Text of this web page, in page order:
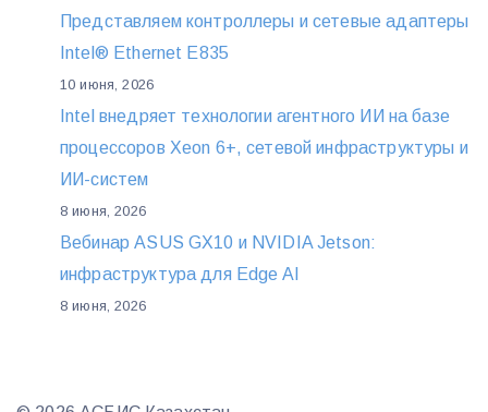
Представляем контроллеры и сетевые адаптеры
Intel® Ethernet E835
10 июня, 2026
Intel внедряет технологии агентного ИИ на базе
процессоров Xeon 6+, сетевой инфраструктуры и
ИИ-систем
8 июня, 2026
Вебинар ASUS GX10 и NVIDIA Jetson:
инфраструктура для Edge AI
8 июня, 2026